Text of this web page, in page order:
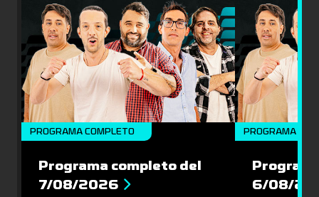
PROGRAMA COMPLETO
Programa completo del
7/08/2026
PROGRAMA
6/08/